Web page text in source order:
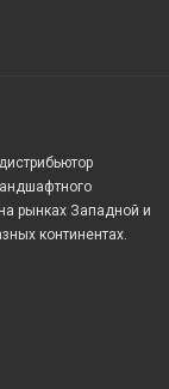
рынках Западной и
континентах.